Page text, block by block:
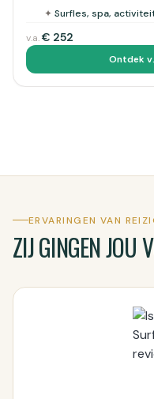
✦ Surfles, spa,
v.a.€ 252
Ontdek
ERVARINGEN VAN
ZIJ GINGEN JOU